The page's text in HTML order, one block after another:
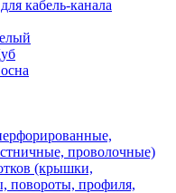
кабель-канала
проволочные)
(крышки,
повороты, профиля,